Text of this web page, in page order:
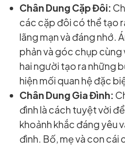
Chân Dung Cặp Đôi:
các cặp đôi có thể tạo
lãng mạn và đáng nhớ.
phản và góc chụp cùng
hai người tạo ra những
hiện mối quan hệ đặc
Chân Dung Gia Đình:
đình là cách tuyệt vời
khoảnh khắc đáng yêu
đình. Bố, mẹ và con cái